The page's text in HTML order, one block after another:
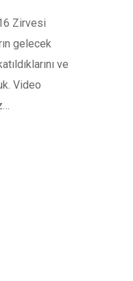
Zirvesi
gelecek
ve
Video